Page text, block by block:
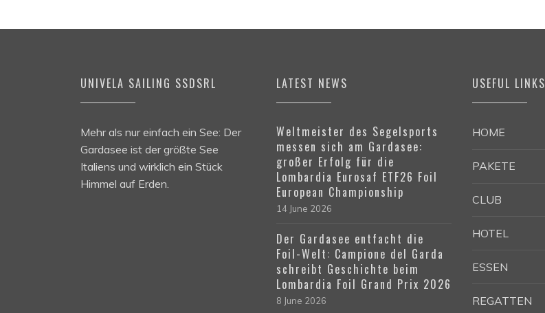
UNIVELA SAILING SSDSRL
Mehr als nur einfach ein See: Der
Gardasee ist der größte See
Italiens und wirklich ein Stück
Himmel auf Erden.
LATEST NEWS
Weltmeister des Segelsports
messen sich am Gardasee:
großer Erfolg für die
Lombardia Eurosaf ETF26 Foil
European Championship
14 June 2026
Der Gardasee entfacht die
Foil-Welt: Campione del Garda
schreibt Geschichte beim
Lombardia Foil Grand Prix 2026
8 June 2026
USEFUL LINKS
HOME
PAKETE
CLUB
HOTEL
ESSEN
REGATTEN